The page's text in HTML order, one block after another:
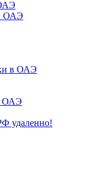
ОАЭ
в ОАЭ
ОАЭ
удаленно!